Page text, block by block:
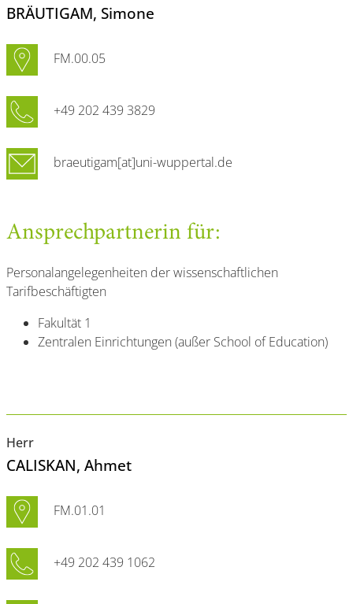
Ansprechpartnerin für:
Personalangelegenheiten der wissenschaftlichen
Tarifbeschäftigten
Fakultät 1
Zentralen Einrichtungen (außer School of Education)
BRÄUTIGAM, Simone
FM.00.05
+49 202 439 3829
braeutigam[at]uni-wuppertal.de
Herr
CALISKAN, Ahmet
FM.01.01
+49 202 439 1062